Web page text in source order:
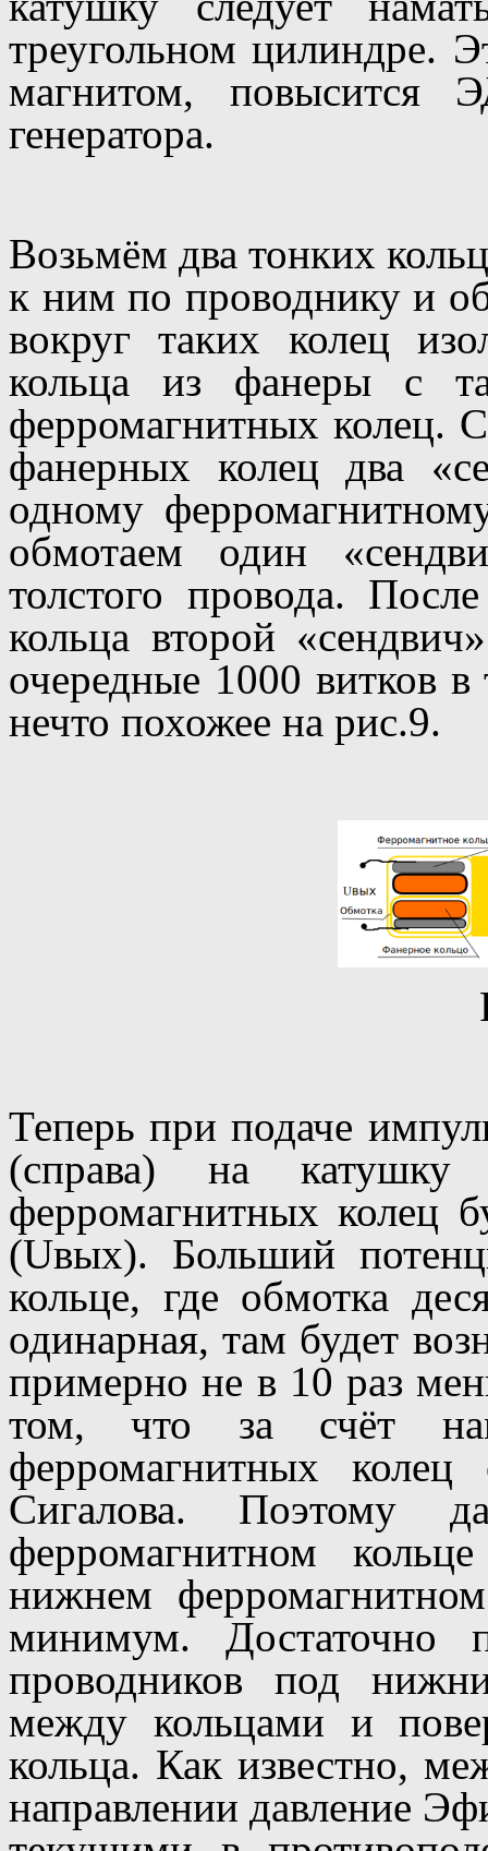
треугольном цилиндре.
магнитом,
генератора.
Возьмём два тонких
к ним по проводнику и
вокруг таких колец
кольца из фанеры с
ферромагнитных колец.
фанерных колец два
одному
обмотаем один
толстого провода.
кольца второй
очередные 1000 витков
нечто похожее на рис.9.
Теперь при подаче
(справа) на катушку
ферромагнитных колец
(Uвых). Больший
кольце, где обмотка
одинарная, там будет
примерно не в 10 раз
том, что за счёт
ферромагнитных колец
Сигалова. Поэтому
ферромагнитном
нижнем
минимум. Достаточно
проводников под
между кольцами и
кольца. Как известно,
направлении давление